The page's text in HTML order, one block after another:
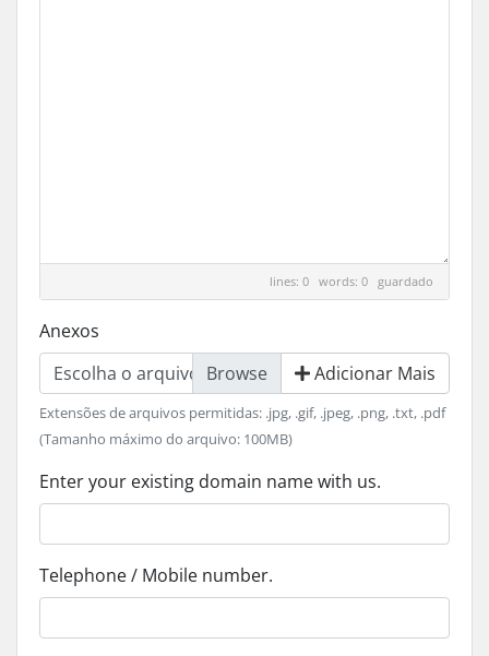
lines: 0 words: 0 guardado
Anexos
Escolha o arquivo
Adicionar Mais
Extensões de arquivos permitidas: .jpg, .gif, .jpeg, .png, .txt, .pdf
(Tamanho máximo do arquivo: 100MB)
Enter your existing domain name with us.
Telephone / Mobile number.